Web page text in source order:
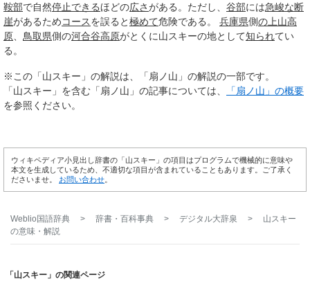
鞍部で自然停止できるほどの広さがある。ただし、 谷部には急峻な断
崖があるためコースを誤ると極めて危険である。 兵庫県側の上山高
原
鳥取県側の河合谷高原がとくに山スキーの地として知られてい
る。
※この「山スキー」の解説は、「扇ノ山」の解説の一部です。
「山スキー」を含む「扇ノ山」の記事については、
「扇ノ山」の概要
を参照ください。
ウィキペディア小見出し辞書の「山スキー」の項目はプログラムで機械的に意味や
本文を生成しているため、不適切な項目が含まれていることもあります。ご了承く
ださいませ。 お問い合わせ
Weblio国語辞典 > 辞書・百科事典 > デジタル大辞泉 >
山スキー
の意味・解説
「山スキー」の関連ページ